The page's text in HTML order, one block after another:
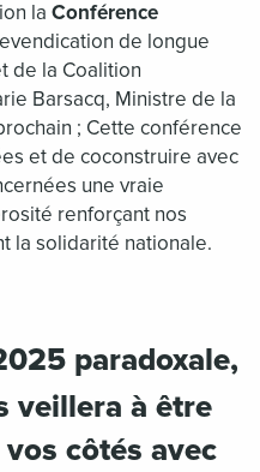
la Conférence
de longue
de la Coalition
Barsacq, Ministre de la
; Cette conférence
et de coconstruire avec
une vraie
renforçant nos
la solidarité nationale.
paradoxale,
veillera à être
côtés avec